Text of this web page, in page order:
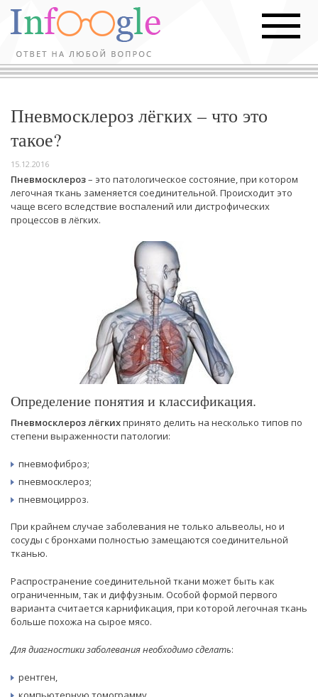
Пневмосклероз лёгких – что это
такое?
15.12.2016
Пневмосклероз– это патологическое состояние, при котором
легочная ткань заменяется соединительной. Происходит это
чаще всего вследствие воспалений или дистрофических
процессов в лёгких.
Определение понятия и классификация.
Пневмосклероз лёгкихпринято делить на несколько типов по
степени выраженности патологии:
пневмофиброз;
пневмосклероз;
пневмоцирроз.
При крайнем случае заболевания не только альвеолы, но и
сосуды с бронхами полностью замещаются соединительной
тканью.
Распространение соединительной ткани может быть как
ограниченным, так и диффузным. Особой формой первого
варианта считается карнификация, при которой легочная ткань
больше похожа на сырое мясо.
Для диагностики заболевания необходимо сделать:
рентген,